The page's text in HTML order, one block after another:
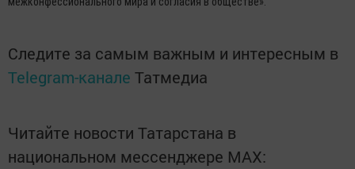
Следите за самым важным и интересным в
Telegram-канале Татмедиа
Читайте новости Татарстана в
национальном мессенджере MАХ: